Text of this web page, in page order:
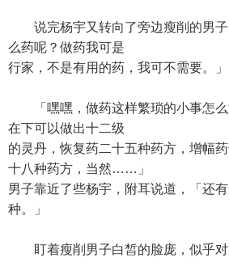
说完杨宇又转向了旁边瘦削的男子
么药呢？做药我可是
行家，不是有用的药，我可不需要。」
「嘿嘿，做药这样繁琐的小事怎么
在下可以做出十二级
的灵丹，恢复药二十五种药方，增幅
十八种药方，当然……」
男子靠近了些杨宇，附耳说道，「还
种。」
盯着瘦削男子白皙的脸庞，似乎对